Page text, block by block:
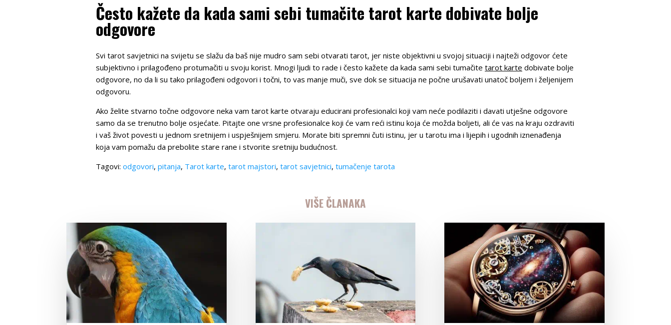
Često kažete da kada sami sebi tumačite tarot karte dobivate bolje
odgovore
Svi tarot savjetnici na svijetu se slažu da baš nije mudro sam sebi otvarati tarot, jer niste objektivni u svojoj situaciji i najteži odgovor ćete
subjektivno i prilagođeno protumačiti u svoju korist. Mnogi ljudi to rade i često kažete da kada sami sebi tumačite tarot karte dobivate bolje
odgovore, no da li su tako prilagođeni odgovori i točni, to vas manje muči, sve dok se situacija ne počne urušavati unatoč boljem i željenijem
odgovoru.
Ako želite stvarno točne odgovore neka vam tarot karte otvaraju educirani profesionalci koji vam neće podilaziti i davati utješne odgovore
samo da se trenutno bolje osjećate. Pitajte one vrsne profesionalce koji će vam reći istinu koja će možda boljeti, ali će vas na kraju ozdraviti
i vaš život povesti u jednom sretnijem i uspješnijem smjeru. Morate biti spremni čuti istinu, jer u tarotu ima i lijepih i ugodnih iznenađenja
koja vam pomažu da prebolite stare rane i stvorite sretniju budućnost.
Tagovi: odgovori, pitanja, Tarot karte, tarot majstori, tarot savjetnici, tumačenje tarota
VIŠE ČLANAKA